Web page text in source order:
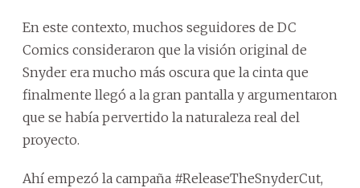
En este contexto, muchos seguidores de DC
Comics consideraron que la visión original de
Snyder era mucho más oscura que la cinta que
finalmente llegó a la gran pantalla y argumentaron
que se había pervertido la naturaleza real del
proyecto.
Ahí empezó la campaña #ReleaseTheSnyderCut,